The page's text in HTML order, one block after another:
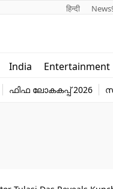
हिन्दी
India Entertainment
ഫിഫ ലോകകപ്പ് 2026